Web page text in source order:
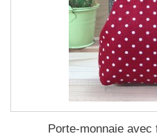
Porte-monnaie